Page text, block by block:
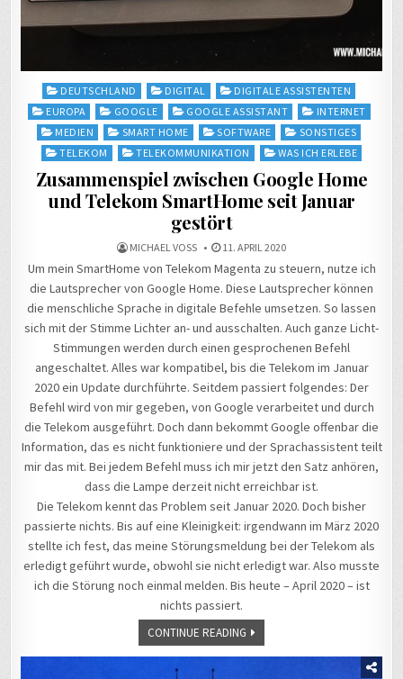
Posted
in
DEUTSCHLAND DIGITAL
DIGITALE ASSISTENTEN
EUROPA
GOOGLE GOOGLE ASSISTANT
INTERNET
MEDIEN
SMART HOME SOFTWARE
SONSTIGES
TELEKOM
TELEKOMMUNIKATION WAS ICH ERLEBE
Zusammenspiel zwischen Google Home
und Telekom SmartHome seit Januar
gestört
MICHAEL VOSS 11. APRIL 2020
Um mein SmartHome von Telekom Magenta zu steuern, nutze ich
die Lautsprecher von Google Home. Diese Lautsprecher können
die menschliche Sprache in digitale Befehle umsetzen. So lassen
sich mit der Stimme Lichter an- und ausschalten. Auch ganze Licht-
Stimmungen werden durch einen gesprochenen Befehl
angeschaltet. Alles war kompatibel, bis die Telekom im Januar
2020 ein Update durchführte. Seitdem passiert folgendes: Der
Befehl wird von mir gegeben, von Google verarbeitet und durch
die Telekom ausgeführt. Doch dann bekommt Google offenbar die
Information, das es nicht funktioniere und der Sprachassistent teilt
mir das mit. Bei jedem Befehl muss ich mir jetzt den Satz anhören,
dass die Lampe derzeit nicht erreichbar ist.
Die Telekom kennt das Problem seit Januar 2020. Doch bisher
passierte nichts. Bis auf eine Kleinigkeit: irgendwann im März 2020
stellte ich fest, das meine Störungsmeldung bei der Telekom als
erledigt geführt wurde, obwohl sie nicht erledigt war. Also musste
ich die Störung noch einmal melden. Bis heute – April 2020 – ist
nichts passiert.
CONTINUE READING